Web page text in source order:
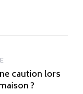
caution lors
?